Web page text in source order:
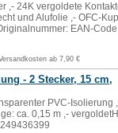
,- 24K vergoldete
und Alufolie ,- OFC-
EAN-
ab 7,90 €
- 2 Stecker, 15 cm,
PVC-Isolierung
ca. 0,15 m ,-